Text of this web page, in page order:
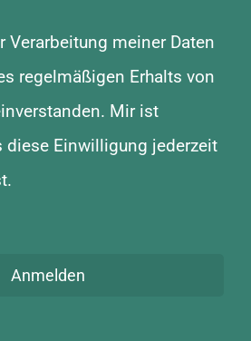
Verarbeitung meiner Daten
regelmäßigen Erhalts von
Mir ist
diese Einwilligung jederzeit
Anmelden